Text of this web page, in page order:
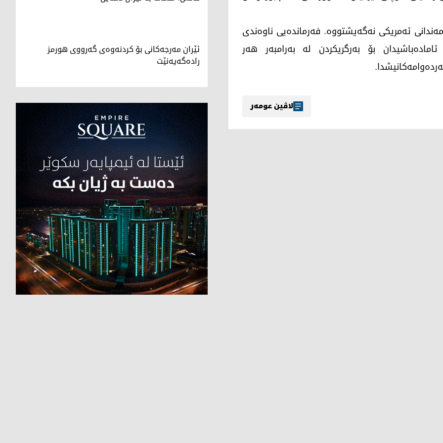
ئەمریکی نەگەیشتووە. فەرماندەیی ناوەندی
بۆ بەرگریکردن لە بەرامبەر هەر
لاڤین عومەر
ئێران مەرجەکانی بۆ کردنەوەی گەرووی هورمز
رادەگەیەنێت